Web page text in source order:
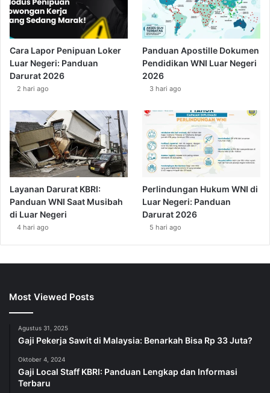
Cara Lapor Penipuan Loker
Luar Negeri: Panduan
Darurat 2026
2 hari ago
Panduan Apostille Dokumen
Pendidikan WNI Luar Negeri
2026
3 hari ago
Layanan Darurat KBRI:
Panduan WNI Saat Musibah
di Luar Negeri
4 hari ago
Perlindungan Hukum WNI di
Luar Negeri: Panduan
Darurat 2026
5 hari ago
Most Viewed Posts
Agustus 31, 2025
Gaji Pekerja Sawit di Malaysia: Benarkah Bisa Rp 33 Juta?
Oktober 4, 2024
Gaji Local Staff KBRI: Panduan Lengkap dan Informasi
Terbaru